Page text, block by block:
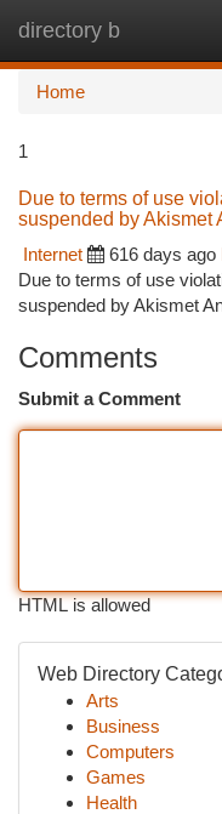
directory b
Home
1
Due to terms of use
suspended by Akismet
Internet
616 days ago
Due to terms of use
suspended by Akismet
Comments
Submit a Comment
HTML is allowed
Web Directory
Arts
Business
Computers
Games
Health